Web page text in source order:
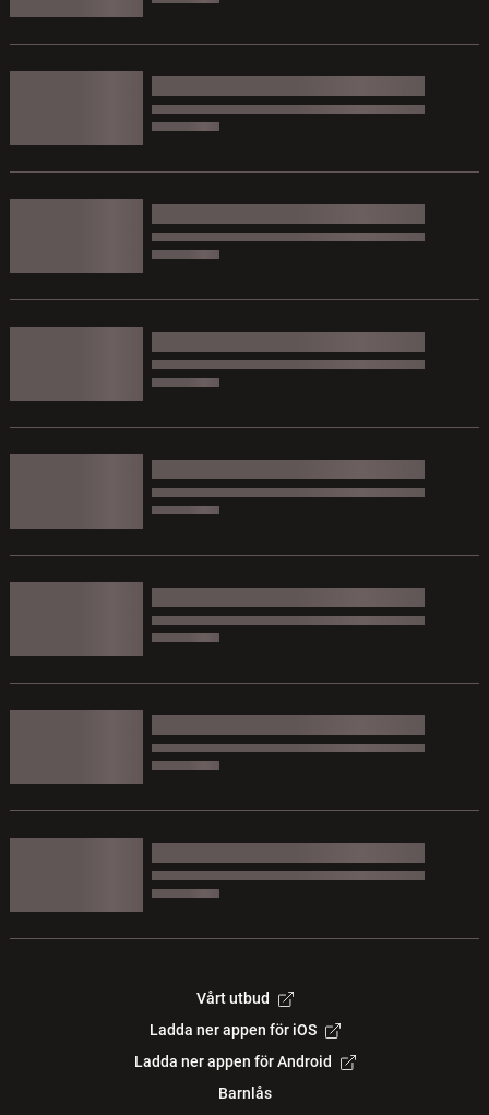
Vårt utbud
Ladda ner appen för iOS
Ladda ner appen för Android
Barnlås